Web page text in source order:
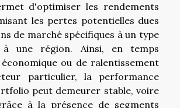
d'optimiser les rendements
les pertes potentielles dues
de marché spécifiques à un type
une région. Ainsi, en temps
ou de ralentissement
particulier, la performance
peut demeurer stable, voire
à la présence de segments